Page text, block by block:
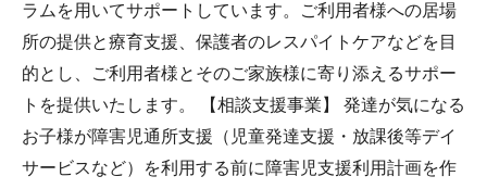
ラムを用いてサポートしています。ご利用者様への居場
所の提供と療育支援、保護者のレスパイトケアなどを目
的とし、ご利用者様とそのご家族様に寄り添えるサポー
トを提供いたします。 【相談支援事業】 発達が気になる
お子様が障害児通所支援（児童発達支援・放課後等デイ
サービスなど）を利用する前に障害児支援利用計画を作